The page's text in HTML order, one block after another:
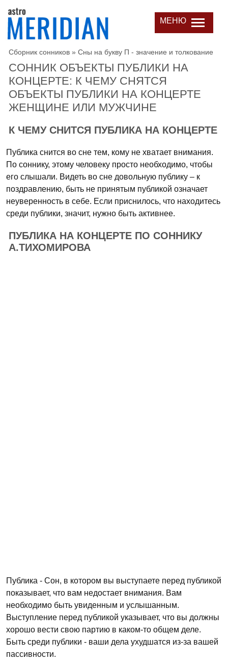
МЕНЮ
Сборник сонников » Сны на букву П - значение и толкование
СОННИК ОБЪЕКТЫ ПУБЛИКИ НА
КОНЦЕРТЕ: К ЧЕМУ СНЯТСЯ
ОБЪЕКТЫ ПУБЛИКИ НА КОНЦЕРТЕ
ЖЕНЩИНЕ ИЛИ МУЖЧИНЕ
К ЧЕМУ СНИТСЯ ПУБЛИКА НА КОНЦЕРТЕ
Публика снится во сне тем, кому не хватает внимания.
По соннику, этому человеку просто необходимо, чтобы
его слышали. Видеть во сне довольную публику – к
поздравлению, быть не принятым публикой означает
неуверенность в себе. Если приснилось, что находитесь
среди публики, значит, нужно быть активнее.
ПУБЛИКА НА КОНЦЕРТЕ ПО СОННИКУ
А.ТИХОМИРОВА
Публика - Сон, в котором вы выступаете перед публикой
показывает, что вам недостает внимания. Вам
необходимо быть увиденным и услышанным.
Выступление перед публикой указывает, что вы должны
хорошо вести свою партию в каком-то общем деле.
Быть среди публики - ваши дела ухудшатся из-за вашей
пассивности.